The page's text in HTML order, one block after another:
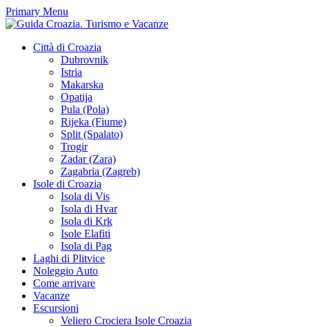
Primary Menu
Città di Croazia
Dubrovnik
Istria
Makarska
Opatija
Pula (Pola)
Rijeka (Fiume)
Split (Spalato)
Trogir
Zadar (Zara)
Zagabria (Zagreb)
Isole di Croazia
Isola di Vis
Isola di Hvar
Isola di Krk
Isole Elafiti
Isola di Pag
Laghi di Plitvice
Noleggio Auto
Come arrivare
Vacanze
Escursioni
Veliero Crociera Isole Croazia